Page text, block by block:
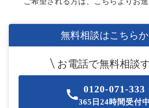
無料相談はこちら
お電話で無料相談
0120-071-333
365日24時間受付中